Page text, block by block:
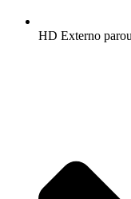
HD Externo